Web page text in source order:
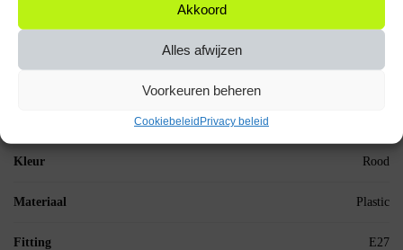
Akkoord
Alles afwijzen
Voorkeuren beheren
Cookiebeleid Privacy beleid
Installatie: Klem
Verlicht je werkplek met stijl en efficiëntie met de Avide LED
Kleur Rood
Materiaal Plastic
Fitting E27